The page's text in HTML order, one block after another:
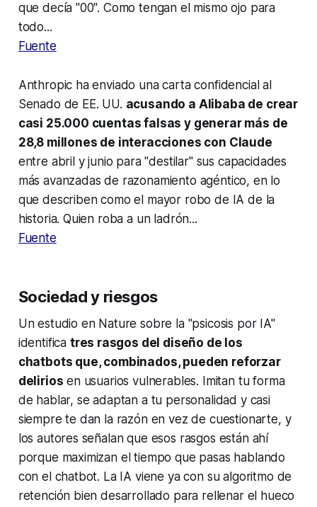
que decía "00". Como tengan el mismo ojo para
todo...
Fuente
Anthropic ha enviado una carta confidencial al
Senado de EE. UU. acusando a Alibaba de crear
casi 25.000 cuentas falsas y generar más de
28,8 millones de interacciones con Claude
entre abril y junio para "destilar" sus capacidades
más avanzadas de razonamiento agéntico, en lo
que describen como el mayor robo de IA de la
historia. Quien roba a un ladrón...
Fuente
Sociedad y riesgos
Un estudio en Nature sobre la "psicosis por IA"
identifica tres rasgos del diseño de los
chatbots que, combinados, pueden reforzar
delirios en usuarios vulnerables. Imitan tu forma
de hablar, se adaptan a tu personalidad y casi
siempre te dan la razón en vez de cuestionarte, y
los autores señalan que esos rasgos están ahí
porque maximizan el tiempo que pasas hablando
con el chatbot. La IA viene ya con su algoritmo de
retención bien desarrollado para rellenar el hueco